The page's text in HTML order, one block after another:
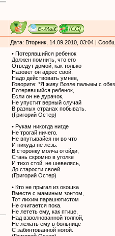
Дата: Вторник, 14.09.2010, 03:04 |
• Потерявшийся ребенок
Должен помнить, что его
Отведут домой, как только
Назовет он адрес свой.
Надо действовать умнее,
Говорите: *Я живу Возле пальмы с
Потерявшийся ребенок,
Если он не дурачок,
Не упустит верный случай
В разных странах побывать.
(Григорий Остер)
• Рукам никогда нигде
Не трогай ничего.
Не впутывайся ни во что
И никуда не лезь.
В сторонку молча отойди,
Стань скромно в уголке
И тихо стой, не шевелясь,
До старости своей.
(Григорий Остер)
• Кто не прыгал из окошка
Вместе с маминым зонтом,
Тот лихим парашютистом
Не считается пока.
Не лететь ему, как птице,
Над взволнованной толпой,
Не лежать ему в больнице
С забинтованной ногой.